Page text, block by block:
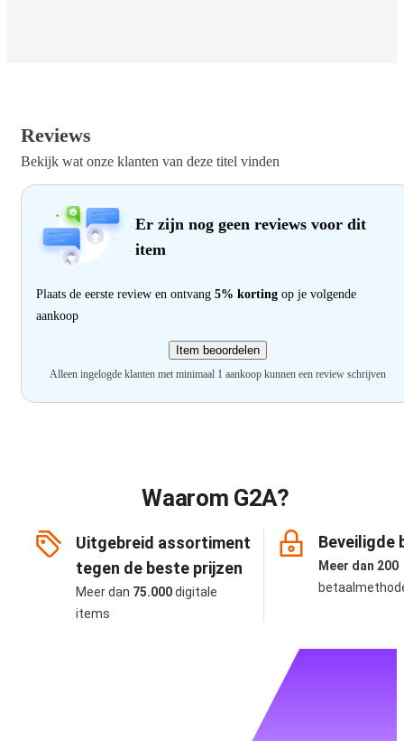
Reviews
Bekijk wat onze klanten van deze titel vinden
Er zijn nog geen reviews voor dit
item
Plaats de eerste review en ontvang 5% korting op je volgende
aankoop
Item beoordelen
Alleen ingelogde klanten met minimaal 1 aankoop kunnen een review schrijven
Waarom G2A?
Uitgebreid assortiment
tegen de beste prijzen
Meer dan 75.000digitale
items
Beveiligde
Meer dan 200